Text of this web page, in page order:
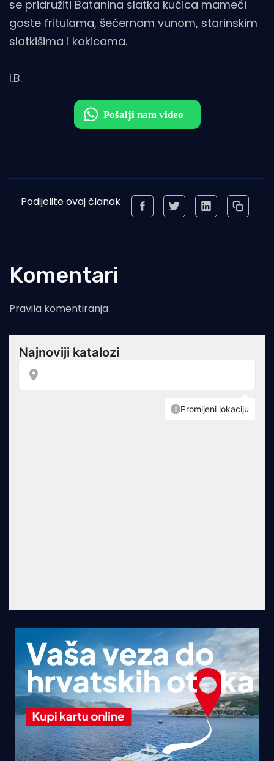
se pridružiti Batanina slatka kućica mameći
goste fritulama, šećernom vunom, starinskim
slatkišima i kokicama.
I.B.
Podijelite ovaj članak
Komentari
Pravila komentiranja